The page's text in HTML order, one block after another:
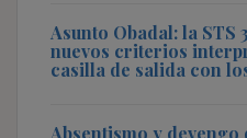
Asunto Obadal: la
nuevos criterios
casilla de salida con
Absentismo y devengo